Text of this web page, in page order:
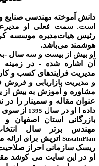
دانش آموخته مهندسی صنایع
است. سمت فعلی او
رئیس هیات‌مدیره موسسه
هوشمند می‌باشد.
او بیش از بیست و سه سال -
آن اشاره شده - در
مدیریت فرایندهای کسب و
و مدیریت بازاریابی و فروش
مشاوره و آموزش به بیش از
عنوان مقاله و سمینار را
داده ا او در سال 1395 از سوی
بازرگانی استان اصفهان
مهندس برتر سال
SustainPlan اتریش برای
ریسک سازمانی احراز
او در این سایت می کوشد